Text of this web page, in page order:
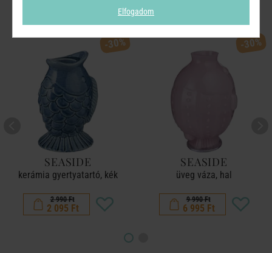
-30%
SEASIDE
kerámia gyertyatartó, kék
2 990 Ft
2 095 Ft
-30%
SEASIDE
üveg váza, hal
9 990 Ft
6 995 Ft
Elfogadom